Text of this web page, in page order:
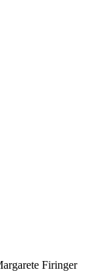
Firinger